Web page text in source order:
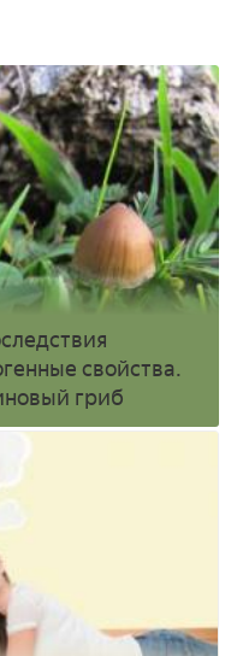
свойства.
гриб